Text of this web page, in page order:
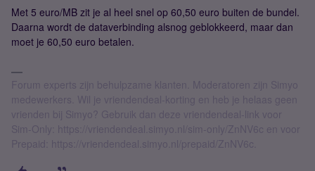
Met 5 euro/MB zit je al heel snel op 60,50 euro buiten de bundel.
Daarna wordt de dataverbinding alsnog geblokkeerd, maar dan
moet je 60,50 euro betalen.
Forum experts zijn behulpzame klanten. Moderatoren zijn Simyo
medewerkers. Wil je vriendendeal-korting en heb je helaas geen
vrienden bij Simyo? Gebruik dan deze vriendendeal-link voor
Sim-Only: https://vriendendeal.simyo.nl/sim-only/ZnNV6c en voor
Prepaid: https://vriendendeal.simyo.nl/prepaid/ZnNV6c.